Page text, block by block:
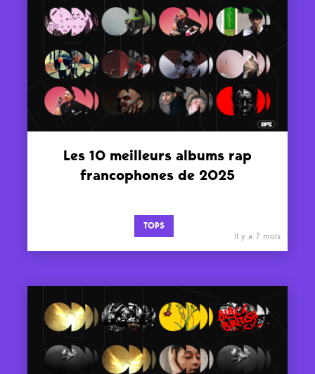
Les 10 meilleurs albums rap
francophones de 2025
TOPS
il y a 7 mois